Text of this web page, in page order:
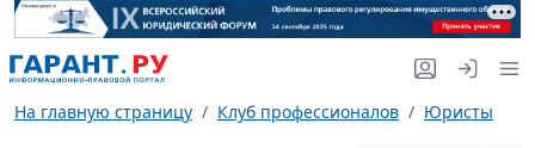
На главную страницу Клуб профессионалов Юристы